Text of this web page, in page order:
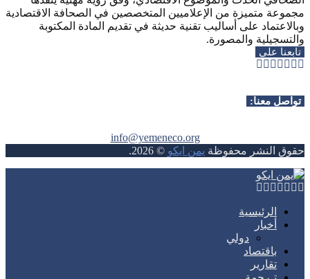
مجموعة متميزة من الإعلاميين المتخصصين في الصحافة الاقتصادية
وبالاعتماد على أساليب تقنية حديثة في تقديم المادة المكتوبة
والتسجيلية والمصورة.
تابعنا على
Facebook
Twitter
Instagram
Youtube
Rss
Telegram
Whatsapp
تواصل معنا:
info@yemeneco.org
حقوق النشر محفوظة يمن ايكو©
2026
.
Facebook
Twitter
Instagram
Youtube
Rss
Telegram
Whatsapp
الرئيسية
أخبار
دولي
باقتصاد
تقارير